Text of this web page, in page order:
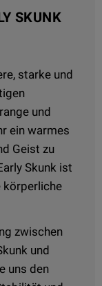
SKUNK
starke und
und
ein warmes
Geist zu
Skunk ist
körperliche
zwischen
und
uns den